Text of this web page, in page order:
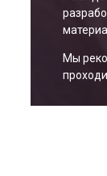
Мы